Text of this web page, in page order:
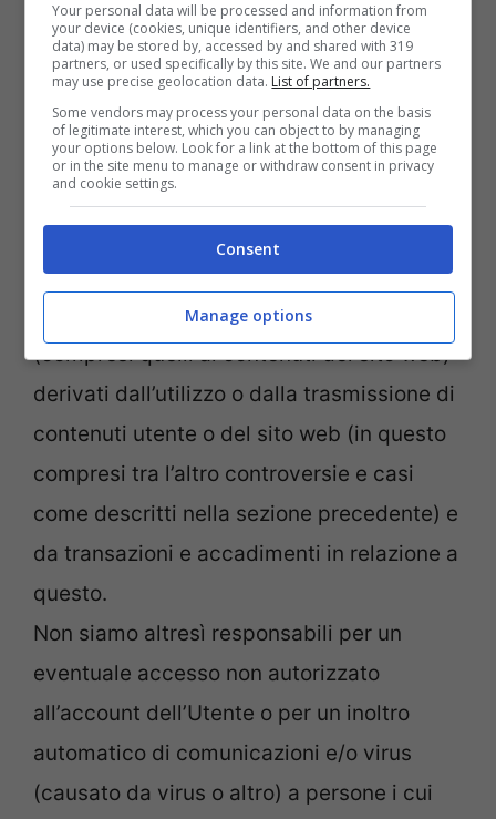
ogni impiego non autorizzato dei contenuti
utente (da parte di altri utenti) ed
escludiamo qualunque responsabilità nel
caso in cui dei contenuti utente violino i
diritti d’autore, marchi depositati o altri
diritti protettivi della proprietà intellettuale
di un altro Utente o di un altra persona.
L’Utente è il solo responsabile dei danni
(compresi quelli ai contenuti del sito web)
derivati dall’utilizzo o dalla trasmissione di
contenuti utente o del sito web (in questo
compresi tra l’altro controversie e casi
come descritti nella sezione precedente) e
da transazioni e accadimenti in relazione a
questo.
Non siamo altresì responsabili per un
eventuale accesso non autorizzato
all’account dell’Utente o per un inoltro
automatico di comunicazioni e/o virus
(causato da virus o altro) a persone i cui
Your personal data will be processed and information from
your device (cookies, unique identifiers, and other device
data) may be stored by, accessed by and shared with 319
partners, or used specifically by this site. We and our partners
may use precise geolocation data. List of partners.
Some vendors may process your personal data on the basis
of legitimate interest, which you can object to by managing
your options below. Look for a link at the bottom of this page
or in the site menu to manage or withdraw consent in privacy
and cookie settings.
Consent
Manage options